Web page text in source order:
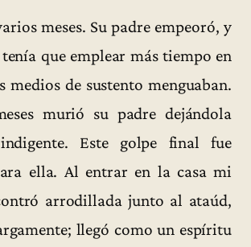
meses. Su padre empeoró, y
que emplear más tiempo en
medios de sustento menguaban.
murió su padre dejándola
Este golpe final fue
ella. Al entrar en la casa mi
arrodillada junto al ataúd,
llegó como un espíritu